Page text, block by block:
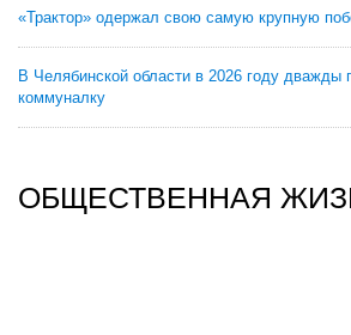
«Трактор» одержал свою самую крупную
В Челябинской области в 2026 году дважды
коммуналку
ОБЩЕСТВЕННАЯ